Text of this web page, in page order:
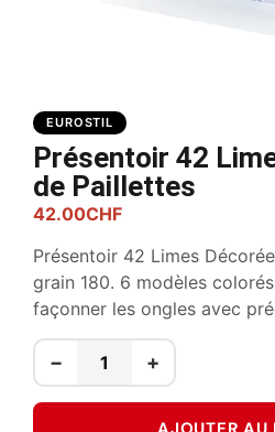
EUROSTIL
Présentoir 42
de Paillettes
42.00CHF
Présentoir 42 Limes
grain 180. 6 modèles
façonner les ongles avec
− +